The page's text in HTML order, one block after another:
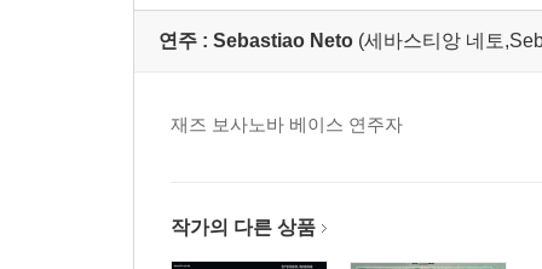
연주 : Sebastiao Neto (세바스티앙 네토
재즈 보사노바 베이스 연주자
작가의 다른 상품